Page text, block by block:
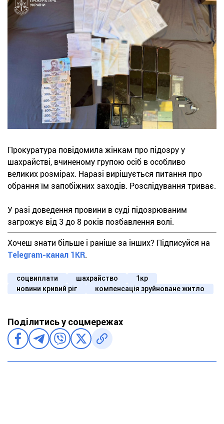
Прокуратура повідомила жінкам про підозру у
шахрайстві, вчиненому групою осіб в особливо
великих розмірах. Наразі вирішується питання про
обрання їм запобіжних заходів. Розслідування триває.
У разі доведення провини в суді підозрюваним
загрожує від 3 до 8 років позбавлення волі.
Хочеш знати більше і раніше за інших? Підписуйся на
Telegram-канал 1KR.
соцвиплати шахрайство
1кр
новини кривий ріг
компенсація зруйноване житло
Поділитись у соцмережах